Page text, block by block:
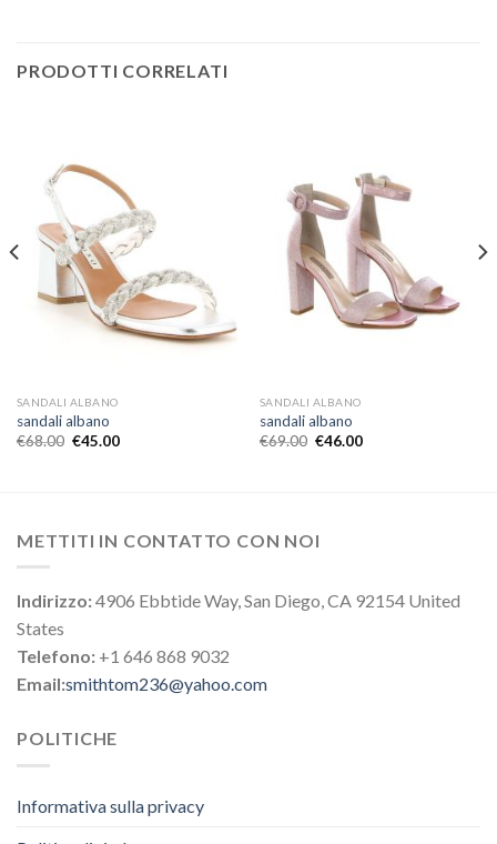
PRODOTTI CORRELATI
SANDALI ALBANO
sandali albano
€68.00 €45.00
SANDALI ALBANO
sandali albano
€69.00 €46.00
METTITI IN CONTATTO CON NOI
Indirizzo:4906 Ebbtide Way, San Diego, CA 92154 United
States
Telefono: +1 646 868 9032
Email:smithtom236@yahoo.com
POLITICHE
Informativa sulla privacy